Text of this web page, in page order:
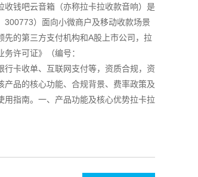
钱吧云音箱（亦称拉卡拉收款音响）是
）面向小微商户及移动收款场景
的第三方支付机构和A股上市公司，拉
许可证》（编号：
卡收单、互联网支付等，资质合规，资
品的核心功能、合规背景、费率政策及
指南。一、产品功能及核心优势拉卡拉